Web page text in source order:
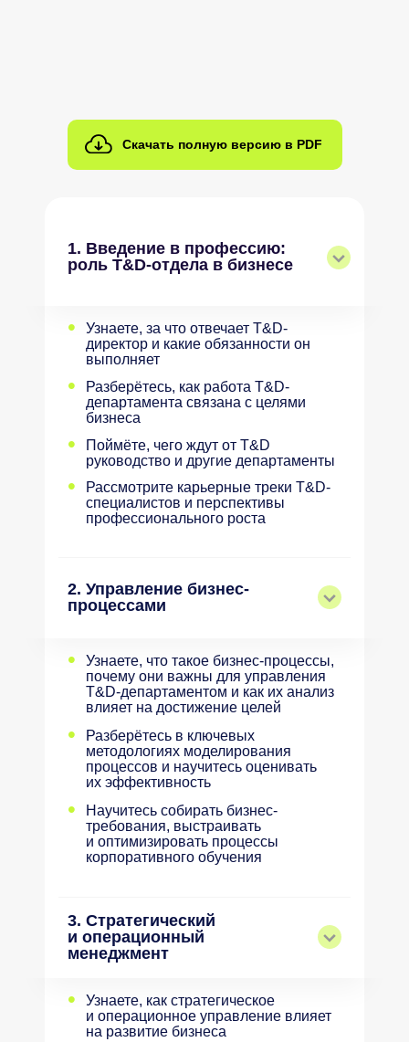
1. Введение в профессию:
роль T&D-отдела в бизнесе
Скачать полную версию в PDF
Рассмотрите карьерные треки T&D-
специалистов и перспективы
профессионального роста
•
Поймёте, чего ждут от T&D
руководство и другие департаменты
•
Разберётесь, как работа T&D-
департамента связана с целями
бизнеса
•
Узнаете, за что отвечает T&D-
директор и какие обязанности он
выполняет
•
2. Управление бизнес-
процессами
Научитесь собирать бизнес-
требования, выстраивать
и оптимизировать процессы
корпоративного обучения
•
Разберётесь в ключевых
методологиях моделирования
процессов и научитесь оценивать
их эффективность
•
Узнаете, что такое бизнес-процессы,
почему они важны для управления
T&D-департаментом и как их анализ
влияет на достижение целей
•
3. Стратегический
и операционный
менеджмент
Узнаете, как стратегическое
и операционное управление влияет
на развитие бизнеса
•